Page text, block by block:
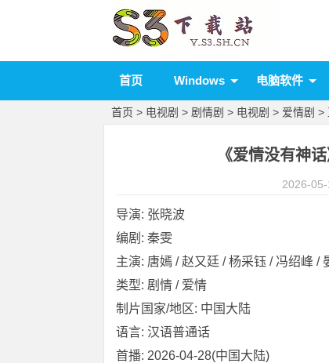
首页 Windows 电脑软件
首页 > 电视剧 > 剧情剧 > 电视剧 > 爱情剧 >
《爱情没有神
2026-05-
导演: 张晓波
编剧: 秦雯
主演: 唐嫣 / 赵又廷 / 杨采钰 / 冯绍峰 /
类型: 剧情 / 爱情
制片国家/地区: 中国大陆
语言: 汉语普通话
首播: 2026-04-28(中国大陆)